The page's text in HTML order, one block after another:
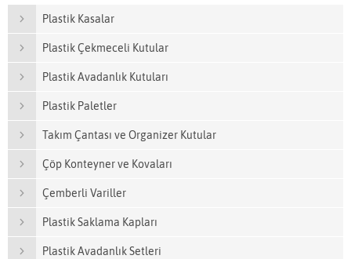
Plastik Kasalar
Plastik Çekmeceli Kutular
Plastik Avadanlık Kutuları
Plastik Paletler
Takım Çantası ve Organizer Kutular
Çöp Konteyner ve Kovaları
Çemberli Variller
Plastik Saklama Kapları
Plastik Avadanlık Setleri